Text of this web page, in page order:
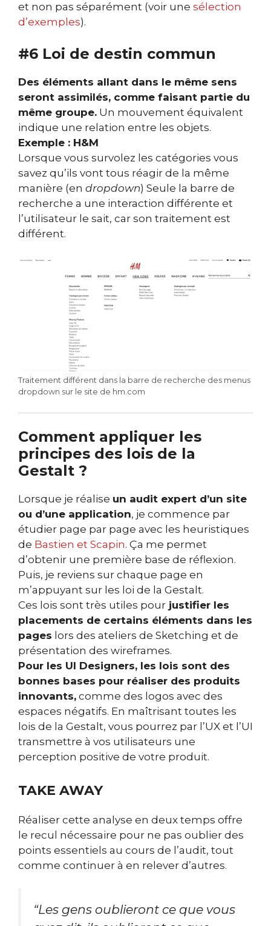
et non pas séparément (voir une sélection
d’exemples).
#6 Loi de destin commun
Des éléments allant dans le même sens
seront assimilés, comme faisant partie du
même groupe. Un mouvement équivalent
indique une relation entre les objets.
Exemple : H&M
Lorsque vous survolez les catégories vous
savez qu’ils vont tous réagir de la même
manière (en dropdown) Seule la barre de
recherche a une interaction différente et
l’utilisateur le sait, car son traitement est
différent.
Traitement différent dans la barre de recherche des menus
dropdown sur le site de hm.com
Comment appliquer les
principes des lois de la
Gestalt ?
Lorsque je réalise un audit expert d’un site
ou d’une application, je commence par
étudier page par page avec les heuristiques
de Bastien et Scapin. Ça me permet
d’obtenir une première base de réflexion.
Puis, je reviens sur chaque page en
m’appuyant sur les loi de la Gestalt.
Ces lois sont très utiles pour justifier les
placements de certains éléments dans les
pages lors des ateliers de Sketching et de
présentation des wireframes.
Pour les UI Designers, les lois sont des
bonnes bases pour réaliser des produits
innovants, comme des logos avec des
espaces négatifs. En maîtrisant toutes les
lois de la Gestalt, vous pourrez par l’UX et l’UI
transmettre à vos utilisateurs une
perception positive de votre produit.
TAKE AWAY
Réaliser cette analyse en deux temps offre
le recul nécessaire pour ne pas oublier des
points essentiels au cours de l’audit, tout
comme continuer à en relever d’autres.
“Les gens oublieront ce que vous